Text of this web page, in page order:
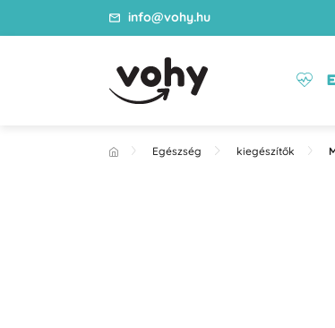
info@vohy.hu
Egészség kiegészítők